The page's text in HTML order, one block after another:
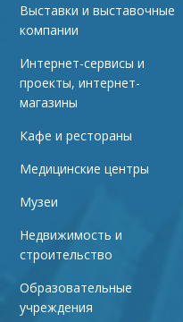
Выставки и выставочные
компании
Интернет-сервисы и
проекты, интернет-
магазины
Кафе и рестораны
Медицинские центры
Музеи
Недвижимость и
строительство
Образовательные
учреждения